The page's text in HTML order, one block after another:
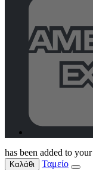
has been added to
Καλάθι Ταμείο